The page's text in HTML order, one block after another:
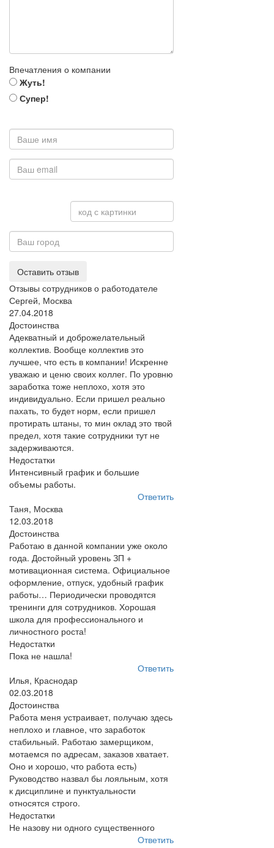
Впечатления о компании
Жуть!
Супер!
Оставить отзыв
Отзывы сотрудников о работодателе
Сергей, Москва
27.04.2018
Достоинства
Адекватный и доброжелательный
коллектив. Вообще коллектив это
лучшее, что есть в компании! Искренне
уважаю и ценю своих коллег. По уровню
заработка тоже неплохо, хотя это
индивидуально. Если пришел реально
пахать, то будет норм, если пришел
протирать штаны, то мин оклад это твой
предел, хотя такие сотрудники тут не
задерживаются.
Недостатки
Интенсивный график и большие
объемы работы.
Ответить
Таня, Москва
12.03.2018
Достоинства
Работаю в данной компании уже около
года. Достойный уровень ЗП +
мотивационная система. Официальное
оформление, отпуск, удобный график
работы… Периодически проводятся
тренинги для сотрудников. Хорошая
школа для профессионального и
личностного роста!
Недостатки
Пока не нашла!
Ответить
Илья, Краснодар
02.03.2018
Достоинства
Работа меня устраивает, получаю здесь
неплохо и главное, что заработок
стабильный. Работаю замерщиком,
мотаемся по адресам, заказов хватает.
Оно и хорошо, что работа есть)
Руководство назвал бы лояльным, хотя
к дисциплине и пунктуальности
относятся строго.
Недостатки
Не назову ни одного существенного
Ответить